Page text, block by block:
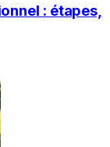
: étapes,